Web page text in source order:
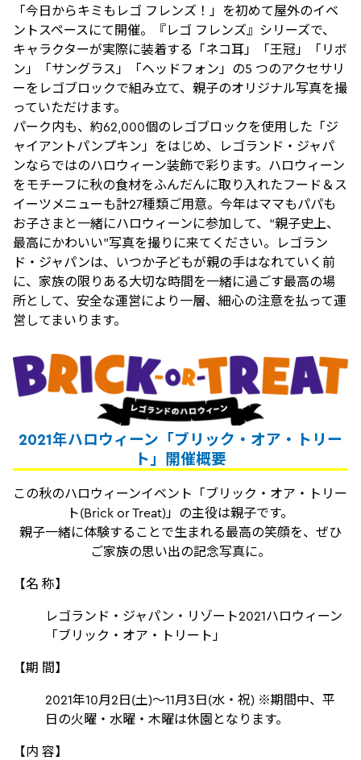
「今日からキミもレゴ フレンズ！」を初めて屋外のイベ
ントスペースにて開催。『レゴ フレンズ』シリーズで、
キャラクターが実際に装着する「ネコ耳」「王冠」「リボ
ン」「サングラス」「ヘッドフォン」の5 つのアクセサリ
ーをレゴブロックで組み立て、親子のオリジナル写真を撮
っていただけます。
パーク内も、約62,000個のレゴブロックを使用した「ジ
ャイアントパンプキン」をはじめ、レゴランド・ジャパ
ンならではのハロウィーン装飾で彩ります。ハロウィーン
をモチーフに秋の食材をふんだんに取り入れたフード＆ス
イーツメニューも計27種類ご用意。今年はママもパパも
お子さまと一緒にハロウィーンに参加して、“親子史上、
最高にかわいい”写真を撮りに来てください。レゴラン
ド・ジャパンは、いつか子どもが親の手はなれていく前
に、家族の限りある大切な時間を一緒に過ごす最高の場
所として、安全な運営により一層、細心の注意を払って運
営してまいります。
2021年ハロウィーン「ブリック・オア・トリー
ト」開催概要
この秋のハロウィーンイベント「ブリック・オア・トリー
ト(Brick or Treat)」の主役は親子です。
親子一緒に体験することで生まれる最高の笑顔を、ぜひ
ご家族の思い出の記念写真に。
【名 称】
レゴランド・ジャパン・リゾート2021ハロウィーン
「ブリック・オア・トリート」
【期 間】
2021年10月2日(土)～11月3日(水・祝) ※期間中、平
日の火曜・水曜・木曜は休園となります。
【内 容】